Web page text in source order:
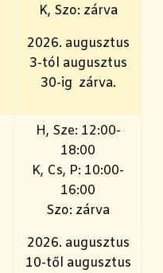
K, Szo: zárva
2026. augusztus
3-tól augusztus
30-ig zárva.
H, Sze: 12:00-
18:00
K, Cs, P: 10:00-
16:00
Szo: zárva
2026. augusztus
10-től augusztus